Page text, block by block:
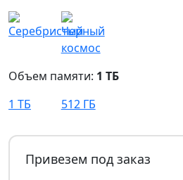
Объем памяти: 1 ТБ
1 ТБ
512 ГБ
Привезем под заказ